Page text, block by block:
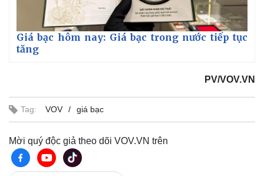
Giá bạc hôm nay: Giá bạc trong nước tiếp tục
tăng
PV/VOV.VN
Tag: VOV giá bạc
Mời quý độc giả theo dõi VOV.VN trên